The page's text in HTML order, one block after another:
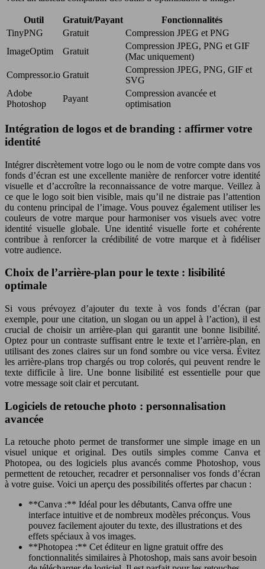
Outil Gratuit/Payant
Fonctionnalités
TinyPNG
Gratuit
Compression JPEG et PNG
ImageOptim
Gratuit
Compression JPEG, PNG et GIF
(Mac uniquement)
Compressor.io Gratuit
Compression JPEG, PNG, GIF et
SVG
Adobe
Photoshop
Payant
Compression avancée et
optimisation
Intégration de logos et de branding : affirmer votre
identité
Intégrer discrètement votre logo ou le nom de votre compte dans vos
fonds d’écran est une excellente manière de renforcer votre identité
visuelle et d’accroître la reconnaissance de votre marque. Veillez à
ce que le logo soit bien visible, mais qu’il ne distraie pas l’attention
du contenu principal de l’image. Vous pouvez également utiliser les
couleurs de votre marque pour harmoniser vos visuels avec votre
identité visuelle globale. Une identité visuelle forte et cohérente
contribue à renforcer la crédibilité de votre marque et à fidéliser
votre audience.
Choix de l’arrière-plan pour le texte : lisibilité
optimale
Si vous prévoyez d’ajouter du texte à vos fonds d’écran (par
exemple, pour une citation, un slogan ou un appel à l’action), il est
crucial de choisir un arrière-plan qui garantit une bonne lisibilité.
Optez pour un contraste suffisant entre le texte et l’arrière-plan, en
utilisant des zones claires sur un fond sombre ou vice versa. Évitez
les arrière-plans trop chargés ou trop colorés, qui peuvent rendre le
texte difficile à lire. Une bonne lisibilité est essentielle pour que
votre message soit clair et percutant.
Logiciels de retouche photo : personnalisation
avancée
La retouche photo permet de transformer une simple image en un
visuel unique et original. Des outils simples comme Canva et
Photopea, ou des logiciels plus avancés comme Photoshop, vous
permettent de retoucher, recadrer et personnaliser vos fonds d’écran
à votre guise. Voici un aperçu des possibilités offertes par chacun :
**Canva :** Idéal pour les débutants, Canva offre une
interface intuitive et de nombreux modèles préconçus. Vous
pouvez facilement ajouter du texte, des illustrations et des
effets spéciaux à vos images.
**Photopea :** Cet éditeur en ligne gratuit offre des
fonctionnalités similaires à Photoshop, mais sans avoir besoin